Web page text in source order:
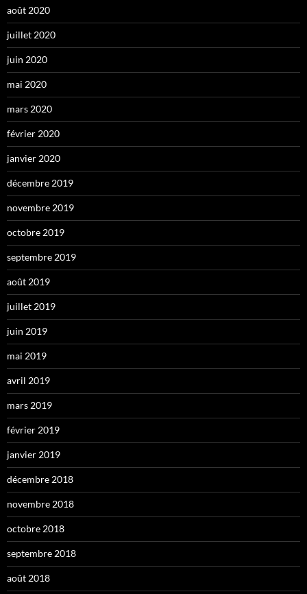
août 2020
juillet 2020
juin 2020
mai 2020
mars 2020
février 2020
janvier 2020
décembre 2019
novembre 2019
octobre 2019
septembre 2019
août 2019
juillet 2019
juin 2019
mai 2019
avril 2019
mars 2019
février 2019
janvier 2019
décembre 2018
novembre 2018
octobre 2018
septembre 2018
août 2018